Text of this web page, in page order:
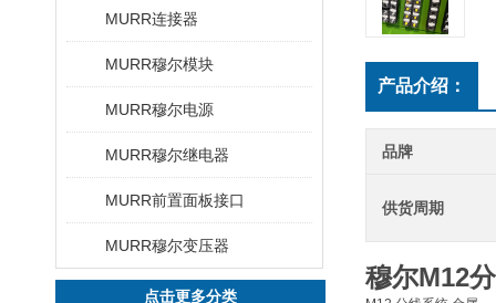
MURR连接器
MURR穆尔模块
MURR穆尔电源
MURR穆尔继电器
MURR前置面板接口
MURR穆尔变压器
点击更多分类
产品介绍：
品牌
供货周期
穆尔M12